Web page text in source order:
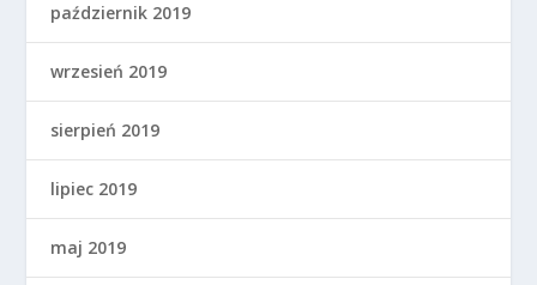
październik 2019
wrzesień 2019
sierpień 2019
lipiec 2019
maj 2019